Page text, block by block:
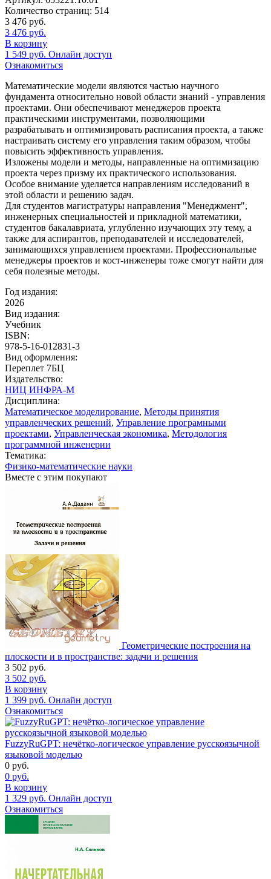
Количество страниц: 514
3 476 руб.
3 476 руб.
В корзину
1 549 руб. Онлайн доступ
Ознакомиться
Математические модели являются частью научного
фундамента относительно новой области знаний - управления
проектами. Они обеспечивают менеджеров проекта
практическими инструментами, позволяющими
разрабатывать и оптимизировать расписания проекта, а также
настраивать систему его управления таким образом, чтобы
повысить эффективность управления.
Изложены модели и методы, направленные на оптимизацию
проекта через призму их практического использования.
Особое внимание уделяется направлениям исследований в
этой области и решению задач.
Для студентов магистратуры направления "Менеджмент",
инженерных специальностей и прикладной математики,
студентов бакалавриата, углубленно изучающих эту тему, а
также для аспирантов, преподавателей и исследователей,
занимающихся управлением проектами. Профессиональные
менеджеры проектов и кост-инженеры тоже смогут найти для
себя полезные методы.
Год издания:
2026
Вид издания:
Учебник
ISBN:
978-5-16-012831-3
Вид оформления:
Переплет 7БЦ
Издательство:
НИЦ ИНФРА-М
Дисциплина:
Математическое моделирование, Методы принятия
управленческих решений, Управление програмными
проектами, Управленческая экономика, Методология
программной инженерии
Тематика:
Физико-математические науки
Вместе с этим покупают
Геометрические построения на
плоскости и в пространстве: задачи и решения
3 502 руб.
3 502 руб.
В корзину
1 399 руб. Онлайн доступ
Ознакомиться
FuzzyRuGPT: нечётко-логическое управление русскоязычной
языковой моделью
0 руб.
0 руб.
В корзину
1 329 руб. Онлайн доступ
Ознакомиться